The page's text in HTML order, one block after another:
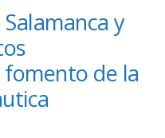
y
de la